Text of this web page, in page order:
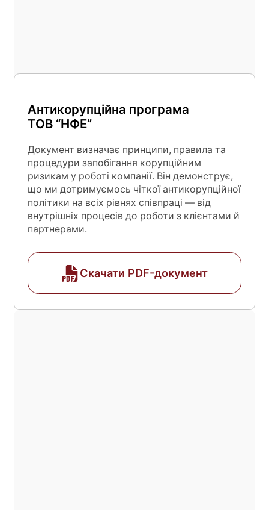
Антикорупційна програма
ТОВ “НФЕ”
Документ визначає принципи, правила та
процедури запобігання корупційним
ризикам у роботі компанії. Він демонструє,
що ми дотримуємось чіткої антикорупційної
політики на всіх рівнях співпраці — від
внутрішніх процесів до роботи з клієнтами й
партнерами.
Скачати PDF-документ